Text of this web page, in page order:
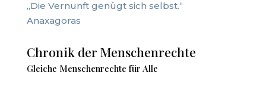
„Die Vernunft genügt sich selbst.“
Anaxagoras
Chronik der Menschenrechte
Gleiche Menschenrechte für Alle